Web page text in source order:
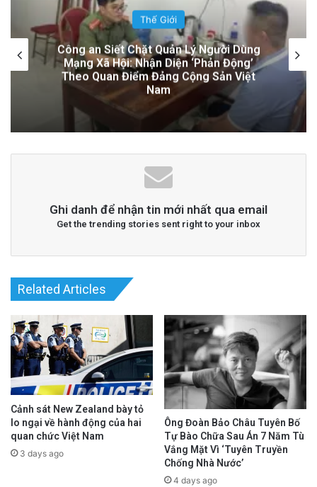
advertisement
Thế Giới
Cán bộ Việt Nam bị tố cáo tấn công tình
dục hai nữ phục vụ tại New Zealand trước
chuyến thăm của Thủ tướng Chính
Ghi danh để nhận tin mới nhất qua email
Get the trending stories sent right to your inbox
Related Articles
Cảnh sát New Zealand bày tỏ
lo ngại về hành động của hai
quan chức Việt Nam
3 days ago
Ông Đoàn Bảo Châu Tuyên Bố
Tự Bào Chữa Sau Án 7 Năm Tù
Vắng Mặt Vì ‘Tuyên Truyền
Chống Nhà Nước’
4 days ago